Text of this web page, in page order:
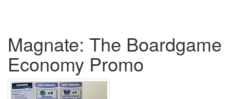
Magnate: The Boardgame
Economy Promo